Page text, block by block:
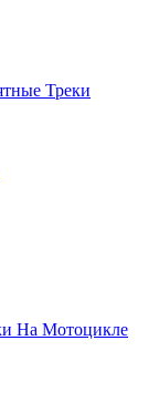
Треки
На Мотоцикле